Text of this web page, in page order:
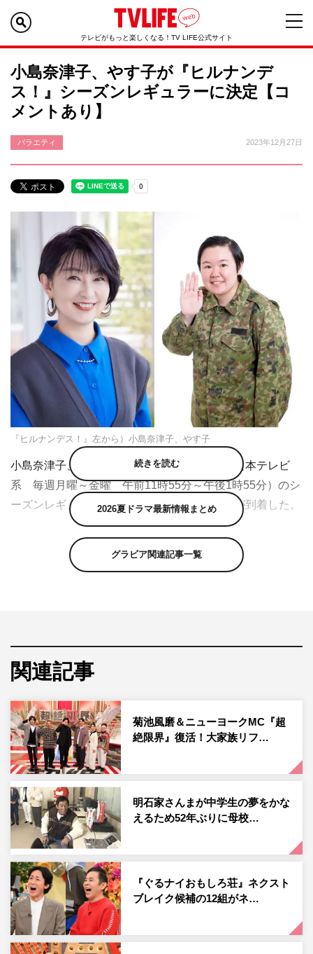
テレビがもっと楽しくなる！TV LIFE公式サイト
小島奈津子、やす子が『ヒルナンデ
ス！』シーズンレギュラーに決定【コ
メントあり】
バラエティ 2023年12月27日
『ヒルナンデス！』左から）小島奈津子、やす子
小島奈津子、やす子が『ヒルナンデス！』（日本テレビ
系 毎週月曜～金曜 午前11時55分～午後1時55分）のシ
ーズンレギュラーに決定。両名よりコメントが到着した。
フリーアナウンサーで主婦歴22年、17歳の娘を持つ小島
奈津子が月曜に、元自衛隊員で2023年上半期No.1ブレイ
ク芸人のやす子が木曜にシーズンレギュラーとして参加。
小島は、厳しい（？）主婦目線でお買い物ロケや料理ロケ
で大奮闘し、やす子は持ち前の明るさと忍耐強さで街のさ
まざまな人に生活情報を教えてもらう予定だ。両名のコメ
ントは以下掲載。
小島奈津子 コメント
1月からシーズンレギュラーとして参加させていただく、
小島奈津子です。
新人アナウンサーで初めて情報番組を担当した頃、野菜の
値段も分からなかった私が、30年たち今や、品定めができ
ます。
娘も間もなく成人を迎えますので、子育てが終了します。
こうした時間を積み重ねた経験から、生活者としての目線
を持ちつつ、楽しく、役に立つ情報をお伝えできれば、と
思っております。しばらくの間ですが、どうぞよろしくお
願いいたします。
続きを読む
2026夏ドラマ最新情報まとめ
グラビア関連記事一覧
関連記事
菊池風磨＆ニューヨークMC『超
絶限界』復活！大家族リフ…
明石家さんまが中学生の夢をかな
えるため52年ぶりに母校…
『ぐるナイおもしろ荘』ネクスト
ブレイク候補の12組がネ…